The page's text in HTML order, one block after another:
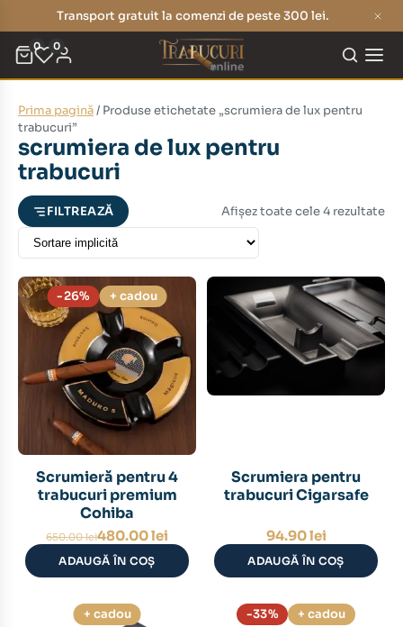
Transport gratuit la comenzi de peste 300 lei.
0 0
Prima pagină/ Produse etichetate „scrumiera de lux pentru
trabucuri”
scrumiera de lux pentru
trabucuri
FILTREAZĂ Afișez toate cele 4 rezultate
-26% + cadou
Scrumieră pentru 4
trabucuri premium
Cohiba
650.00lei
Prețul
inițial
a
fost:
650.00 lei.
480.00lei
Prețul
curent
este:
480.00 lei.
ADAUGĂ ÎN COȘ
Scrumiera pentru
trabucuri Cigarsafe
94.90lei
ADAUGĂ ÎN COȘ
+ cadou -33% + cadou